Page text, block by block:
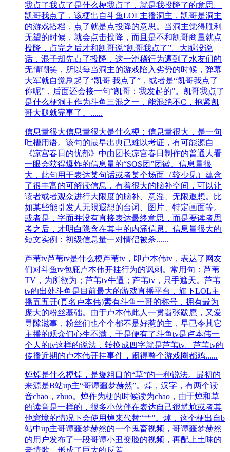
我点了我点了是什么梗我点了，就是我投降了的意思。
凯哥我点了，该梗出自斗鱼LOL主播洞主，凯哥是洞主
的游戏搭档，点了就是点投降的意思。当洞主觉得胜利
无望的时候，就会点击投降，而且是不和凯哥商量就点
投降，点完之后才和凯哥说“凯哥我点了”。大腿没说
话，混子却先点了投降，这一滑稽行为遭到了水友们的
无情嘲笑，所以每当洞主的游戏陷入劣势的时候，弹幕
大军就自觉刷起了“凯哥 我点了”，或者是“凯哥我点了
你呢”，后面还会接一句“凯哥：我发起的”。凯哥我点了
是什么梗洞主作为斗鱼三混之一，能混绝不C，抱紧凯
哥大腿就完事了。......
信息量很大信息量很大是什么梗：信息量很大，是一句
吐槽用语。该句的最早出典已难以考证，有可能源自
《凉宫春日的忧郁》中由团长凉宫春日制作的普通人看
一眼会获得爆炸的信息量的“SOS团”团徽。信息量很
大，此句用于表达某句话或者某个场面（较少见）蕴含
了很丰富的可解读信息，有着很大的脑补空间，可以让
读者或者观众进行大限度的脑补、意淫、无限遐想。比
如某些能引发人无限遐想的台词、图片、特定画面等。
或者是，字面并没有直接表达最终意思，而是要读者思
考之后，才明白隐含在其中的内涵信息。信息量很大的
短文实例：初级信息量一对情侣被杀......
芦苇tv芦苇tv是什么梗芦苇tv，即卢本伟tv，表达了网友
们对斗鱼tv包庇卢本伟开挂行为的讽刺。常用句：芦苇
TV，为所欲为；芦苇tv牛逼；芦苇tv，只手遮天。芦苇
tv的出处斗鱼是目前最大的游戏直播平台，旗下LOL主
播五五开(真名卢本伟)素有斗鱼一哥的称号，拥有最为
庞大的粉丝基础。由于卢本伟此人一贯嚣张跋扈，又爱
寻隙滋事，粉丝们也个个都不是好惹的主，早已令其它
主播的观众们心生不满，于是便有了斗鱼tv是卢本伟一
个人的tv这样的说法，转换成四字就是芦苇tv。芦苇tv的
传播近期的卢本伟开挂事件，闹得整个游戏圈都鸡......
焯焯是什么梗焯，是‌‌‌‌‌‌‌‌‌‌‌爆粗口的“草”的一种说法。最初的
来源是B站up主“哥谭噩梦赫然”。焯，汉字，有两个读
音chāo，zhuō。焯作为梗的时候读为chāo，由于焯和草
的读音是一样的，很多小伙伴在表达自己很尴尬或者其
他窘境的情况下会使用焯来代替“艹”。焯，这个梗出自b
站中up主哥谭噩梦赫然的一个鬼畜视频，哥谭噩梦赫然
的用户发布了一段哥谭小丑变脸的视频，再配上土味的